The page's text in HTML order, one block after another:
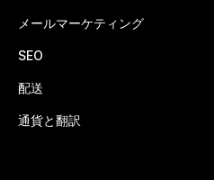
メールマーケティング
SEO
配送
通貨と翻訳